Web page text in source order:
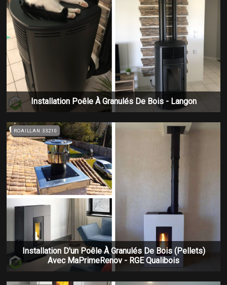
Installation Poêle À Granulés De Bois - Langon
Installation D'un Poêle À Granulés De Bois (pellets)
Avec MaPrimeRenov - RGE Qualibois
ROAILLAN 33210